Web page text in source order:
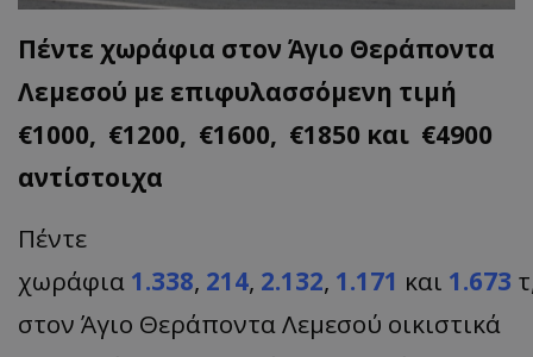
Πέντε χωράφια στον Άγιο Θεράποντα
Λεμεσού με επιφυλασσόμενη τιμή
€1000, €1200, €1600, €1850 και €4900
αντίστοιχα
Πέντε
χωράφια 1.338, 214, 2.132, 1.171 και 1.673
στον Άγιο Θεράποντα Λεμεσού οικιστικά